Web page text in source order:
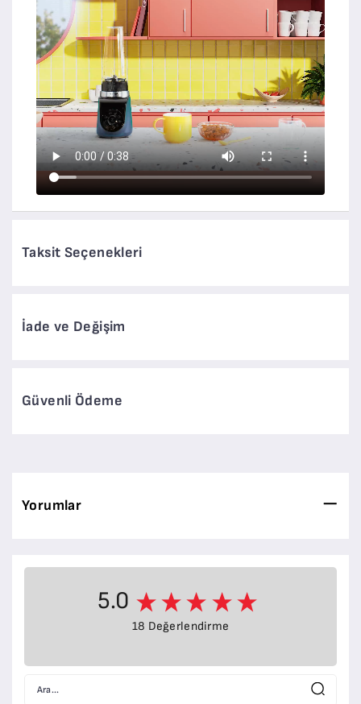
Taksit Seçenekleri
İade ve Değişim
Güvenli Ödeme
Yorumlar
5.0
18 Değerlendirme